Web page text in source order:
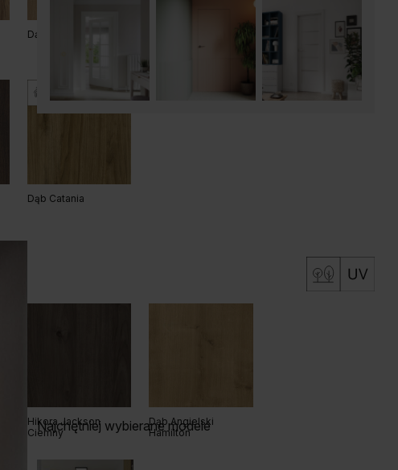
Najchętniej wybierane modele
Dąb Craft Złoty Akacja Srebrna
Dąb Catania
Hikora Jackson
Ciemny
Dąb Angielski
Hamilton